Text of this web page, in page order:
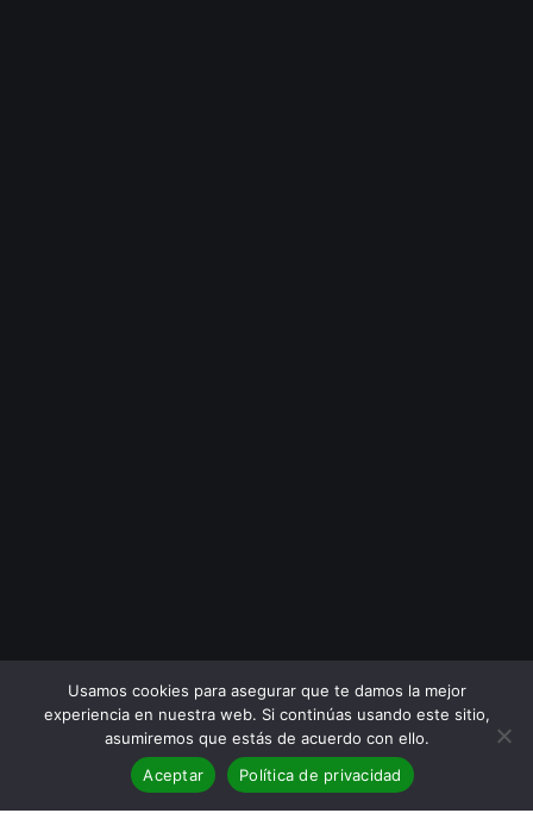
Usamos cookies para asegurar que te damos la mejor
experiencia en nuestra web. Si continúas usando este sitio,
asumiremos que estás de acuerdo con ello.
Aceptar
Política de privacidad